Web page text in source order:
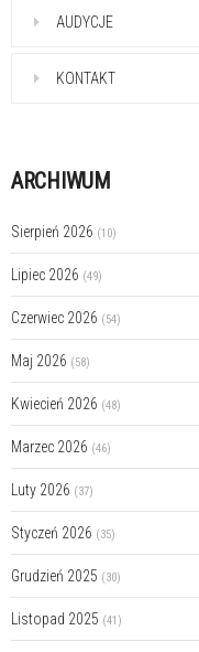
AUDYCJE
KONTAKT
ARCHIWUM
Sierpień 2026 (10)
Lipiec 2026 (49)
Czerwiec 2026 (54)
Maj 2026 (58)
Kwiecień 2026 (48)
Marzec 2026 (46)
Luty 2026 (37)
Styczeń 2026 (35)
Grudzień 2025 (30)
Listopad 2025 (41)